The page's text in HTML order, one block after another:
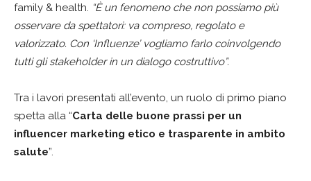
family & health. “È un fenomeno che non possiamo più
osservare da spettatori: va compreso, regolato e
valorizzato. Con ‘Influenze’ vogliamo farlo coinvolgendo
tutti gli stakeholder in un dialogo costruttivo”.
Tra i lavori presentati all’evento, un ruolo di primo piano
spetta alla “Carta delle buone prassi per un
influencer marketing etico e trasparente in ambito
salute”.